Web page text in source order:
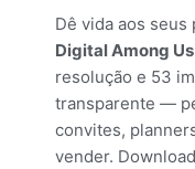
Dê vida aos
Digital Among Us
resolução e 53
transparente —
convites,
vender.